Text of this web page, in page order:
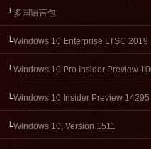
└多国语言包
└Windows 10 Enterprise LTSC 2019
└Windows 10 Pro Insider Preview
└Windows 10 Insider Preview 14295
└Windows 10, Version 1511